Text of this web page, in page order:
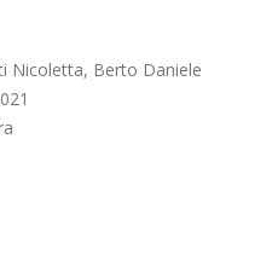
Nicoletta, Berto Daniele